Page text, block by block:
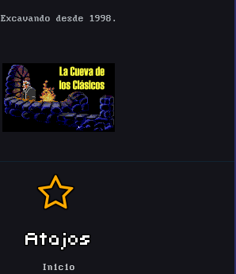
Excavando desde 1998.
Atajos
Inicio